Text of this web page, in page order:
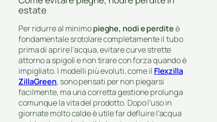
estate
Per ridurre al minimopieghe, nodi e perditeè
fondamentale srotolare completamente il tubo
prima di aprire l’acqua, evitare curve strette
attorno a spigoli e non tirare con forza quando è
impigliato. I modelli più evoluti, come il Flexzilla
ZillaGreen, sono pensati per non piegarsi
facilmente, ma una corretta gestione prolunga
comunque la vita del prodotto. Dopo l’uso in
giornate molto calde è utile far defluire l’acqua